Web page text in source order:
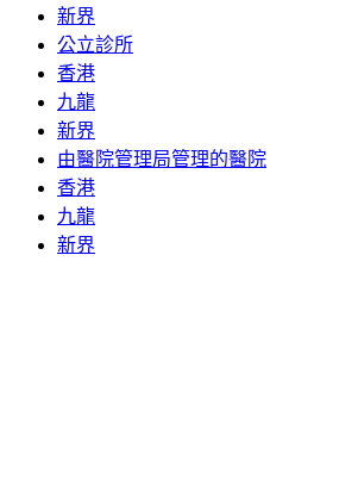
新界
公立診所
香港
九龍
新界
由醫院管理局管理的醫院
香港
九龍
新界